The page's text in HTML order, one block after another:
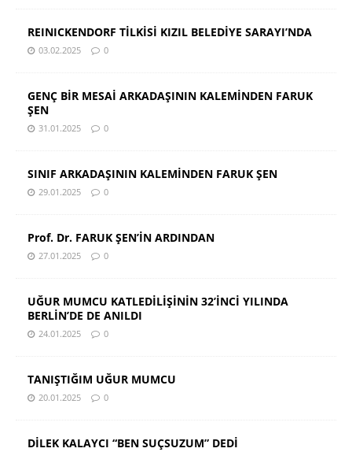
REINICKENDORF TİLKİSİ KIZIL BELEDİYE SARAYI’NDA
03.02.2025 0
GENÇ BİR MESAİ ARKADAŞININ KALEMİNDEN FARUK
ŞEN
31.01.2025 0
SINIF ARKADAŞININ KALEMİNDEN FARUK ŞEN
29.01.2025 0
Prof. Dr. FARUK ŞEN’İN ARDINDAN
27.01.2025 0
UĞUR MUMCU KATLEDİLİŞİNİN 32’İNCİ YILINDA
BERLİN’DE DE ANILDI
24.01.2025 0
TANIŞTIĞIM UĞUR MUMCU
20.01.2025 0
DİLEK KALAYCI “BEN SUÇSUZUM” DEDİ